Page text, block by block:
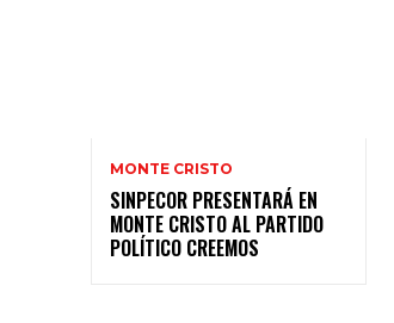
MONTE CRISTO
SINPECOR PRESENTARÁ EN
MONTE CRISTO AL PARTIDO
POLÍTICO CREEMOS